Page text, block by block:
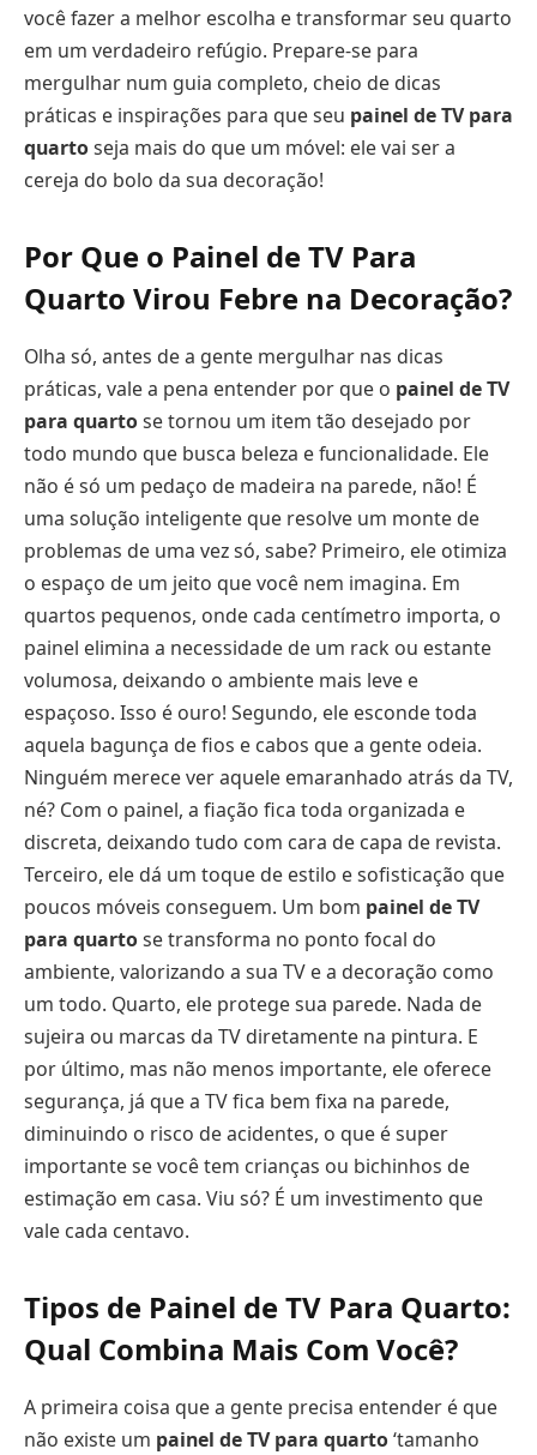
você fazer a melhor escolha e transformar seu quarto
em um verdadeiro refúgio. Prepare-se para
mergulhar num guia completo, cheio de dicas
práticas e inspirações para que seu painel de TV para
quartoseja mais do que um móvel: ele vai ser a
cereja do bolo da sua decoração!
Por Que o Painel de TV Para
Quarto Virou Febre na Decoração?
Olha só, antes de a gente mergulhar nas dicas
práticas, vale a pena entender por que o painel de TV
para quartose tornou um item tão desejado por
todo mundo que busca beleza e funcionalidade. Ele
não é só um pedaço de madeira na parede, não! É
uma solução inteligente que resolve um monte de
problemas de uma vez só, sabe? Primeiro, ele otimiza
o espaço de um jeito que você nem imagina. Em
quartos pequenos, onde cada centímetro importa, o
painel elimina a necessidade de um rack ou estante
volumosa, deixando o ambiente mais leve e
espaçoso. Isso é ouro! Segundo, ele esconde toda
aquela bagunça de fios e cabos que a gente odeia.
Ninguém merece ver aquele emaranhado atrás da TV,
né? Com o painel, a fiação fica toda organizada e
discreta, deixando tudo com cara de capa de revista.
Terceiro, ele dá um toque de estilo e sofisticação que
poucos móveis conseguem. Um bom painel de TV
para quartose transforma no ponto focal do
ambiente, valorizando a sua TV e a decoração como
um todo. Quarto, ele protege sua parede. Nada de
sujeira ou marcas da TV diretamente na pintura. E
por último, mas não menos importante, ele oferece
segurança, já que a TV fica bem fixa na parede,
diminuindo o risco de acidentes, o que é super
importante se você tem crianças ou bichinhos de
estimação em casa. Viu só? É um investimento que
vale cada centavo.
Tipos de Painel de TV Para Quarto:
Qual Combina Mais Com Você?
A primeira coisa que a gente precisa entender é que
não existe um painel de TV para quarto‘tamanho